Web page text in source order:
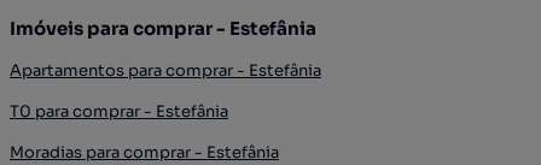
Imóveis para comprar - Estefânia
Apartamentos para comprar - Estefânia
T0 para comprar - Estefânia
Moradias para comprar - Estefânia